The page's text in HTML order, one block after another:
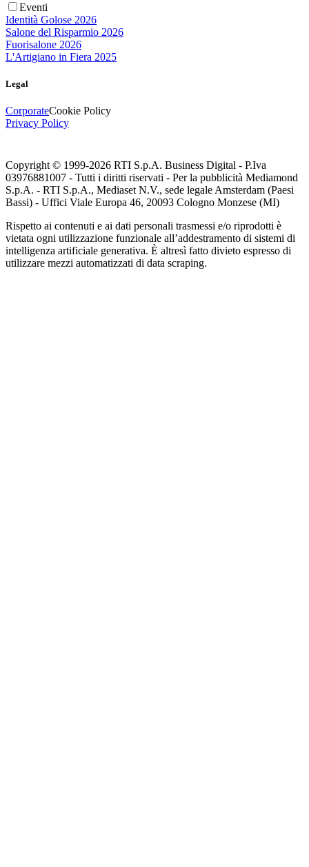
Eventi
Identità Golose 2026
Salone del Risparmio 2026
Fuorisalone 2026
L'Artigiano in Fiera 2025
Legal
CorporateCookie Policy
Privacy Policy
Copyright © 1999-2026 RTI S.p.A. Business Digital - P.Iva
03976881007 - Tutti i diritti riservati - Per la pubblicità Mediamond
S.p.A. - RTI S.p.A., Mediaset N.V., sede legale Amsterdam (Paesi
Bassi) - Uffici Viale Europa 46, 20093 Cologno Monzese (MI)
Rispetto ai contenuti e ai dati personali trasmessi e/o riprodotti è
vietata ogni utilizzazione funzionale all’addestramento di sistemi di
intelligenza artificiale generativa. È altresì fatto divieto espresso di
utilizzare mezzi automatizzati di data scraping.